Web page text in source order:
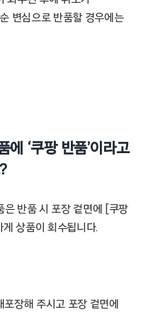
변심으로 반품할 경우에는
에 ‘쿠팡 반품’이라고
은 반품 시 포장 겉면에 [쿠팡
상품이 회수됩니다.
장해 주시고 포장 겉면에